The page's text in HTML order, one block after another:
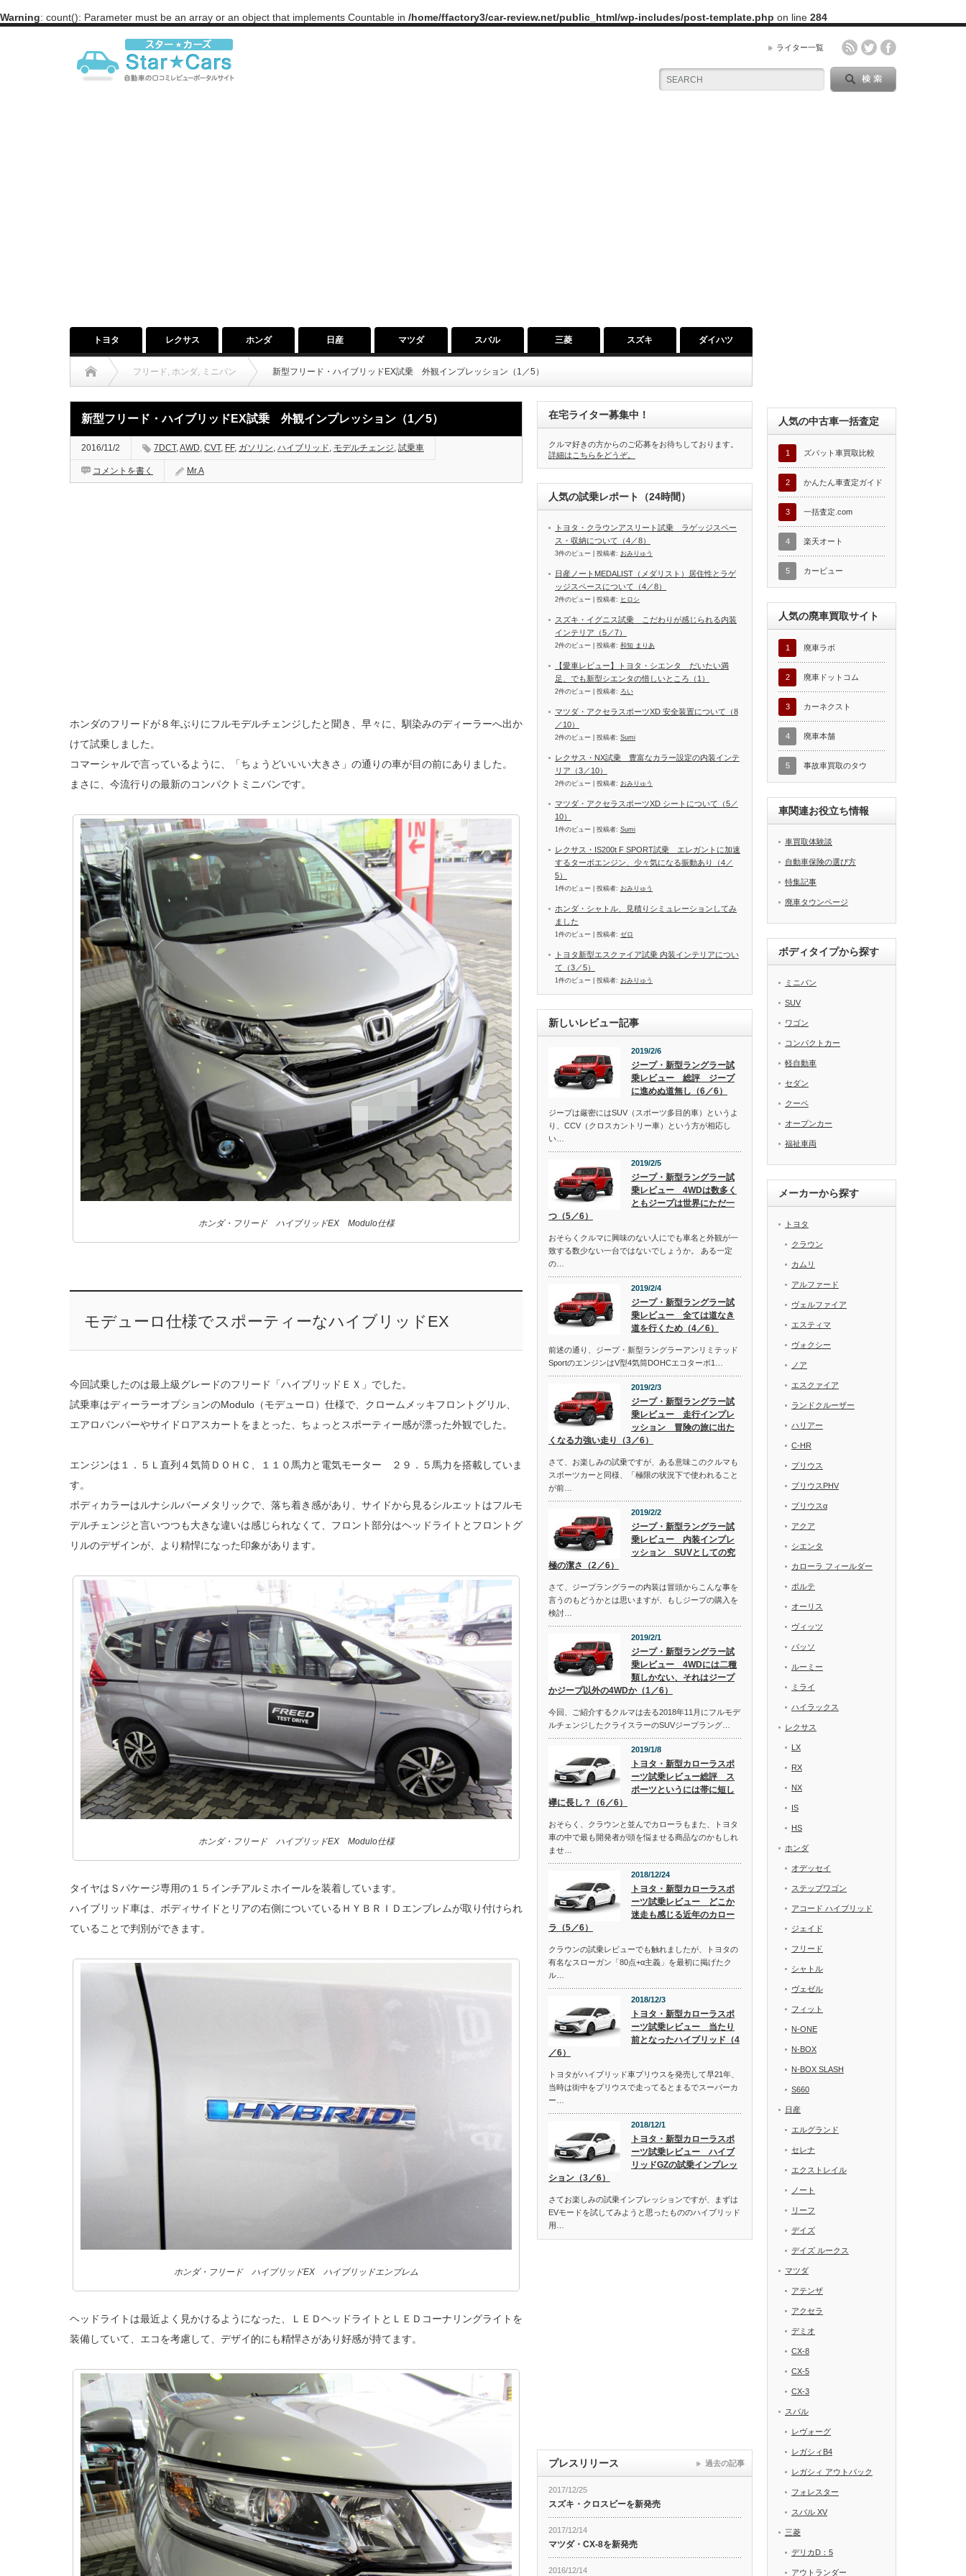
Warning: count(): Parameter must be an array or an object that implements Countable in /home/ffactory3/car-review.net/public_html/wp-includes/post-template.php on line 284
ライター一覧
トヨタ レクサス ホンダ 日産 マツダ スバル 三菱 スズキ ダイハツ
フリード , ホンダ, ミニバン 新型フリード・ハイブリッドEX試乗 外観インプレッション（1／5）
新型フリード・ハイブリッドEX試乗 外観インプレッション（1／5）
2016/11/2 7DCT,AWD, CVT, FF, ガソリン, ハイブリッド, モデルチェンジ, 試乗車
コメントを書く Mr.A
ホンダのフリードが８年ぶりにフルモデルチェンジしたと聞き、早々に、馴染みのディーラーへ出か
けて試乗しました。
コマーシャルで言っているように、「ちょうどいいい大きさ」の通りの車が目の前にありました。
まさに、今流行りの最新のコンパクトミニバンです。
ホンダ・フリード ハイブリッドEX Modulo仕様
モデューロ仕様でスポーティーなハイブリッドEX
今回試乗したのは最上級グレードのフリード「ハイブリッドＥＸ」でした。
試乗車はディーラーオプションのModulo（モデューロ）仕様で、クロームメッキフロントグリル、
エアロバンパーやサイドロアスカートをまとった、ちょっとスポーティー感が漂った外観でした。
エンジンは１．５Ｌ直列４気筒ＤＯＨＣ、１１０馬力と電気モーター ２９．５馬力を搭載していま
す。
ボディカラーはルナシルバーメタリックで、落ち着き感があり、サイドから見るシルエットはフルモ
デルチェンジと言いつつも大きな違いは感じられなくて、フロント部分はヘッドライトとフロントグ
リルのデザインが、より精悍になった印象があります。
ホンダ・フリード ハイブリッドEX Modulo仕様
タイヤはＳパケージ専用の１５インチアルミホイールを装着しています。
ハイブリッド車は、ボディサイドとリアの右側についているＨＹＢＲＩＤエンブレムが取り付けられ
ていることで判別ができます。
ホンダ・フリード ハイブリッドEX ハイブリッドエンブレム
ヘッドライトは最近よく見かけるようになった、ＬＥＤヘッドライトとＬＥＤコーナリングライトを
装備していて、エコを考慮して、デザイ的にも精悍さがあり好感が持てます。
在宅ライター募集中！
クルマ好きの方からのご応募をお待ちしております。
詳細はこちらをどうぞ。
人気の試乗レポート（24時間）
トヨタ・クラウンアスリート試乗 ラゲッジスペー
ス・収納について（4／8）
3件のビュー 投稿者: おみりゅう
日産ノートMEDALIST（メダリスト）居住性とラゲ
ッジスペースについて（4／8）
2件のビュー 投稿者: ヒロシ
スズキ・イグニス試乗 こだわりが感じられる内装
インテリア（5／7）
2件のビュー 投稿者: 和知 まりあ
【愛車レビュー】トヨタ・シエンタ だいたい満
足、でも新型シエンタの惜しいところ（1）
2件のビュー 投稿者: ろい
マツダ・アクセラスポーツXD 安全装置について（8
／10）
2件のビュー 投稿者: Sumi
レクサス・NX試乗 豊富なカラー設定の内装インテ
リア（3／10）
2件のビュー 投稿者: おみりゅう
マツダ・アクセラスポーツXD シートについて（5／
10）
1件のビュー 投稿者: Sumi
レクサス・IS200t F SPORT試乗 エレガントに加速
するターボエンジン、少々気になる振動あり（4／
5）
1件のビュー 投稿者: おみりゅう
ホンダ・シャトル、見積りシミュレーションしてみ
ました
1件のビュー 投稿者: ゼロ
トヨタ新型エスクァイア試乗 内装インテリアについ
て（3／5）
1件のビュー 投稿者: おみりゅう
新しいレビュー記事
2019/2/6
ジープ・新型ラングラー試
乗レビュー 総評 ジープ
に進めぬ道無し（6／6）
ジープは厳密にはSUV（スポーツ多目的車）というよ
り、CCV（クロスカントリー車）という方が相応し
い…
2019/2/5
ジープ・新型ラングラー試
乗レビュー 4WDは数多く
ともジープは世界にただ一
つ（5／6）
おそらくクルマに興味のない人にでも車名と外観が一
致する数少ない一台ではないでしょうか。 ある一定
の…
2019/2/4
ジープ・新型ラングラー試
乗レビュー 全ては道なき
道を行くため（4／6）
前述の通り、ジープ・新型ラングラーアンリミテッド
SportのエンジンはV型4気筒DOHCエコターボ1…
2019/2/3
ジープ・新型ラングラー試
乗レビュー 走行インプレ
ッション 冒険の旅に出た
くなる力強い走り（3／6）
さて、お楽しみの試乗ですが、ある意味このクルマも
スポーツカーと同様、「極限の状況下で使われること
が前…
2019/2/2
ジープ・新型ラングラー試
乗レビュー 内装インプレ
ッション SUVとしての究
極の潔さ（2／6）
さて、ジープラングラーの内装は冒頭からこんな事を
言うのもどうかとは思いますが、もしジープの購入を
検討…
2019/2/1
ジープ・新型ラングラー試
乗レビュー 4WDには二種
類しかない、それはジープ
かジープ以外の4WDか（1／6）
今回、ご紹介するクルマは去る2018年11月にフルモデ
ルチェンジしたクライスラーのSUVジープラング…
2019/1/8
トヨタ・新型カローラスポ
ーツ試乗レビュー総評 ス
ポーツというには帯に短し
襷に長し？（6／6）
おそらく、クラウンと並んでカローラもまた、トヨタ
車の中で最も開発者が頭を悩ませる商品なのかもしれ
ませ…
2018/12/24
トヨタ・新型カローラスポ
ーツ試乗レビュー どこか
迷走も感じる近年のカロー
ラ（5／6）
クラウンの試乗レビューでも触れましたが、トヨタの
有名なスローガン「80点+α主義」を最初に掲げたク
ル…
2018/12/3
トヨタ・新型カローラスポ
ーツ試乗レビュー 当たり
前となったハイブリッド（4
／6）
トヨタがハイブリッド車プリウスを発売して早21年、
当時は街中をプリウスで走ってるとまるでスーパーカ
ー…
2018/12/1
トヨタ・新型カローラスポ
ーツ試乗レビュー ハイブ
リッドGZの試乗インプレッ
ション（3／6）
さてお楽しみの試乗インプレッションですが、まずは
EVモードを試してみようと思ったもののハイブリッド
用…
プレスリリース
2017/12/25
スズキ・クロスビーを新発売
2017/12/14
マツダ・CX-8を新発売
2016/12/14
過去の記事
人気の中古車一括査定
1 ズバット車買取比較
2 かんたん車査定ガイド
3 一括査定.com
4 楽天オート
5 カービュー
人気の廃車買取サイト
1 廃車ラボ
2 廃車ドットコム
3 カーネクスト
4 廃車本舗
5 事故車買取のタウ
車関連お役立ち情報
車買取体験談
自動車保険の選び方
特集記事
廃車タウンページ
ボディタイプから探す
ミニバン
SUV
ワゴン
コンパクトカー
軽自動車
セダン
クーペ
オープンカー
福祉車両
メーカーから探す
トヨタ
クラウン
カムリ
アルファード
ヴェルファイア
エスティマ
ヴォクシー
ノア
エスクァイア
ランドクルーザー
ハリアー
C-HR
プリウス
プリウスPHV
プリウスα
アクア
シエンタ
カローラ フィールダー
ポルテ
オーリス
ヴィッツ
パッソ
ルーミー
ミライ
ハイラックス
レクサス
LX
RX
NX
IS
HS
ホンダ
オデッセイ
ステップワゴン
アコード ハイブリッド
ジェイド
フリード
シャトル
ヴェゼル
フィット
N-ONE
N-BOX
N-BOX SLASH
S660
日産
エルグランド
セレナ
エクストレイル
ノート
リーフ
デイズ
デイズ ルークス
マツダ
アテンザ
アクセラ
デミオ
CX-8
CX-5
CX-3
スバル
レヴォーグ
レガシィB4
レガシィ アウトバック
フォレスター
スバル XV
三菱
デリカD：5
アウトランダー